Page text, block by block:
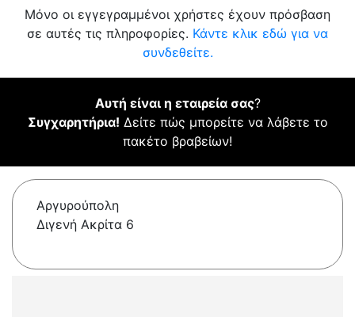
Μόνο οι εγγεγραμμένοι χρήστες έχουν πρόσβαση
σε αυτές τις πληροφορίες. Κάντε κλικ εδώ για να
συνδεθείτε.
Αυτή είναι η εταιρεία σας?
Συγχαρητήρια! Δείτε πώς μπορείτε να λάβετε το
πακέτο βραβείων!
Αργυρούπολη
Διγενή Ακρίτα 6